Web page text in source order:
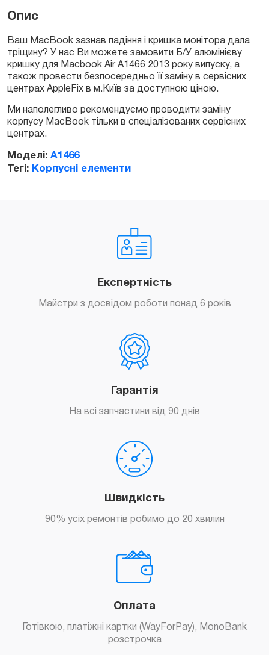
A1466
(2013)
quantity
Опис
Ваш MacBook зазнав падіння і кришка монітора дала
тріщину? У нас Ви можете замовити Б/У алюмінієву
кришку для Macbook Air A1466 2013 року випуску, а
також провести безпосередньо її заміну в сервісних
центрах AppleFix в м.Київ за доступною ціною.
Ми наполегливо рекомендуємо проводити заміну
корпусу MacBook тільки в спеціалізованих сервісних
центрах.
Моделі: A1466
Тегі: Корпусні елементи
Експертність
Майстри з досвідом роботи понад 6 років
Гарантія
На всі запчастини від 90 днів
Швидкість
90% усіх ремонтів робимо до 20 хвилин
Оплата
Готівкою, платіжні картки (WayForPay), MonoBank
розстрочка